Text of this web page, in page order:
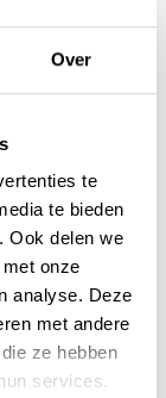
Over
te
te bieden
Ook delen we
onze
analyse. Deze
met andere
ze hebben
services.
beetje extra aan uw
lava continu in
sfeer in iedere
en maten, zo is er